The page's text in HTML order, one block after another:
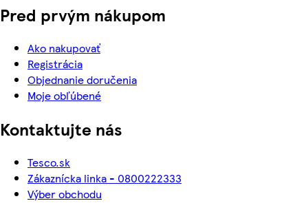
Pred prvým nákupom
Ako nakupovať
Registrácia
Objednanie doručenia
Moje obľúbené
Kontaktujte nás
Tesco.sk
Zákaznícka linka - 0800222333
Výber obchodu